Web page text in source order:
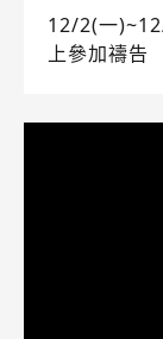
12/2(一
上參加禱告